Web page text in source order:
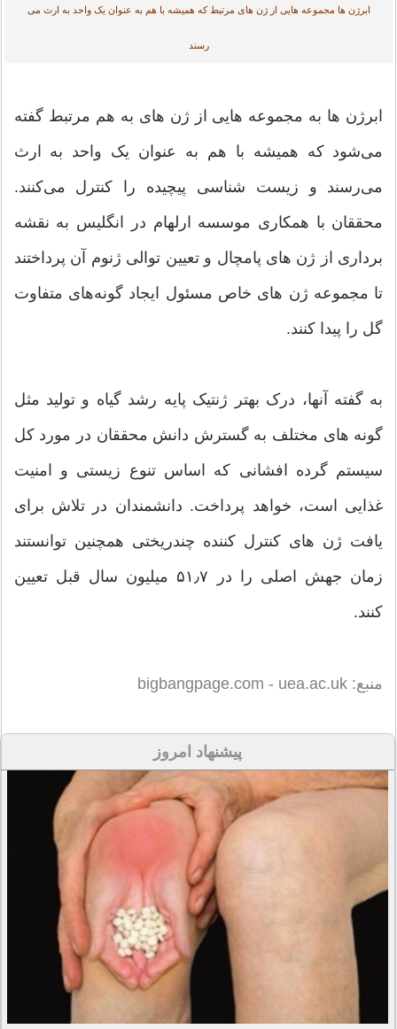
ابرژن ها مجموعه هایی از ژن های مرتبط که همیشه با هم به عنوان یک واحد به ارث می
رسند
ابرژن ها به مجموعه هایی از ژن های به هم مرتبط گفته
می‌شود که همیشه با هم به عنوان یک واحد به ارث
می‌رسند و زیست‌ شناسی پیچیده را کنترل می‌کنند.
محققان با همکاری موسسه ارلهام در انگلیس به نقشه
برداری از ژن های پامچال و تعیین توالی ژنوم آن پرداختند
تا مجموعه ژن های خاص مسئول ایجاد گونه‌های متفاوت
گل را پیدا کنند.
به گفته آنها، درک بهتر ژنتیک پایه رشد گیاه و تولید مثل
گونه های مختلف به گسترش دانش محققان در مورد کل
سیستم گرده‌ افشانی که اساس تنوع زیستی و امنیت
غذایی است، خواهد پرداخت. دانشمندان در تلاش برای
یافت ژن های کنترل کننده چندریختی همچنین توانستند
زمان جهش اصلی را در ۵۱٫۷ میلیون سال قبل تعیین
کنند.
منبع: bigbangpage.com - uea.ac.uk
پیشنهاد امروز